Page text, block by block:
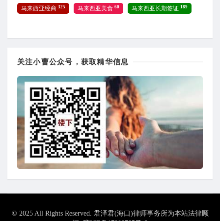
马来西亚经商 325 马来西亚美食 60 马来西亚长期签证 189
关注小曹公众号，获取精华信息
© 2025 All Rights Reserved. 君泽君(海口)律师事务所为本站法律顾